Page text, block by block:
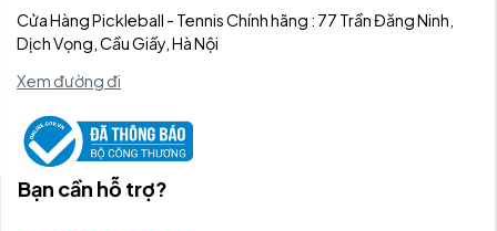
Cửa Hàng Pickleball - Tennis Chính hãng : 77 Trần Đăng Ninh,
Dịch Vọng, Cầu Giấy, Hà Nội
Xem đường đi
Bạn cần hỗ trợ?